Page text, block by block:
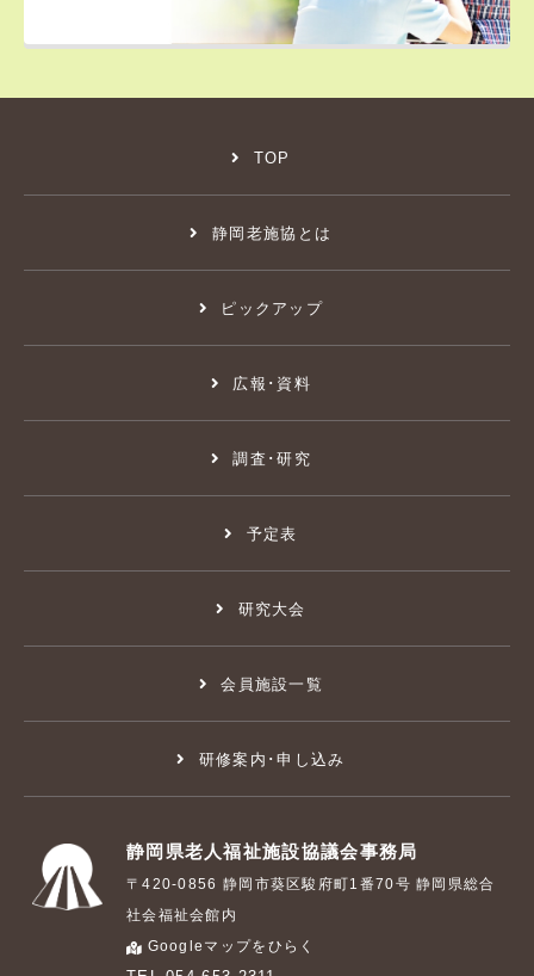
TOP
静岡老施協とは
ピックアップ
広報･資料
調査･研究
予定表
研究大会
会員施設一覧
研修案内･申し込み
静岡県老人福祉施設協議会事務局
〒420-0856 静岡市葵区駿府町1番70号 静岡県総合
社会福祉会館内
Googleマップをひらく